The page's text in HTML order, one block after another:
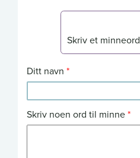
Skriv et minneord
Ditt navn
Skriv noen ord til minne